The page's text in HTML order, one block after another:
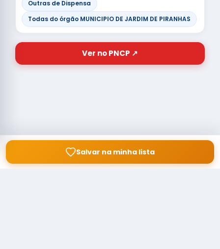
Outras de Dispensa
Todas do órgão MUNICIPIO DE JARDIM DE PIRANHAS
Ver no PNCP ↗
Salvar na minha lista